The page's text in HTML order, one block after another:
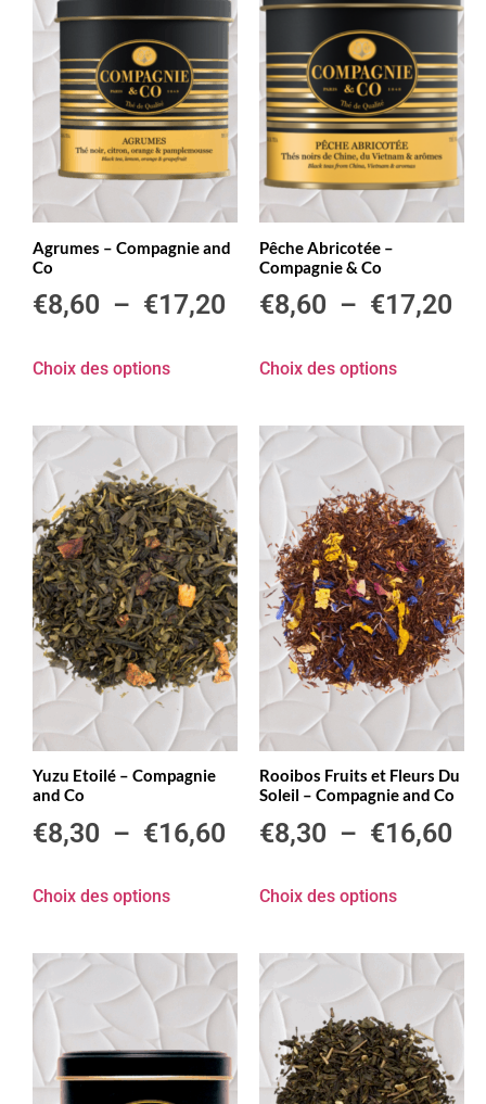
Agrumes – Compagnie and
Co
€8,60 – €17,20
Choix des options
Pêche Abricotée –
Compagnie & Co
€8,60 – €17,20
Choix des options
Yuzu Etoilé – Compagnie
and Co
€8,30 – €16,60
Choix des options
Rooibos Fruits et Fleurs Du
Soleil – Compagnie and Co
€8,30 – €16,60
Choix des options